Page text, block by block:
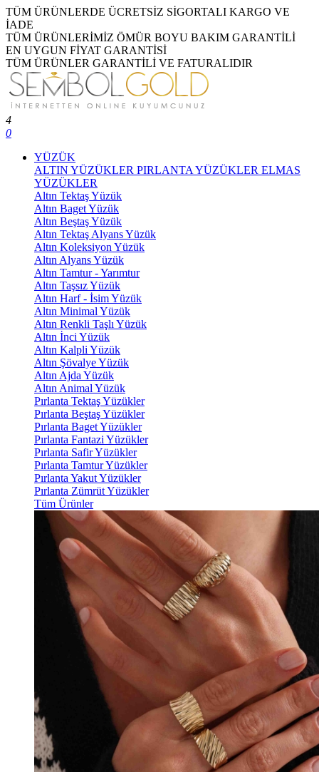
TÜM ÜRÜNLERDE ÜCRETSİZ SİGORTALI KARGO VE
İADE
TÜM ÜRÜNLERİMİZ ÖMÜR BOYU BAKIM GARANTİLİ
EN UYGUN FİYAT GARANTİSİ
TÜM ÜRÜNLER GARANTİLİ VE FATURALIDIR
4
0
YÜZÜK
ALTIN YÜZÜKLER PIRLANTA YÜZÜKLER ELMAS
YÜZÜKLER
Altın Tektaş Yüzük
Altın Baget Yüzük
Altın Beştaş Yüzük
Altın Tektaş Alyans Yüzük
Altın Koleksiyon Yüzük
Altın Alyans Yüzük
Altın Tamtur - Yarımtur
Altın Taşsız Yüzük
Altın Harf - İsim Yüzük
Altın Minimal Yüzük
Altın Renkli Taşlı Yüzük
Altın İnci Yüzük
Altın Kalpli Yüzük
Altın Şövalye Yüzük
Altın Ajda Yüzük
Altın Animal Yüzük
Pırlanta Tektaş Yüzükler
Pırlanta Beştaş Yüzükler
Pırlanta Baget Yüzükler
Pırlanta Fantazi Yüzükler
Pırlanta Safir Yüzükler
Pırlanta Tamtur Yüzükler
Pırlanta Yakut Yüzükler
Pırlanta Zümrüt Yüzükler
Tüm Ürünler